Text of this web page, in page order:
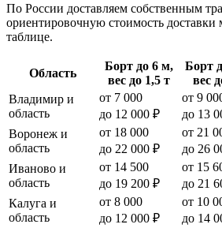
По России доставляем собственным
ориентировочную стоимость доставки
таблице.
Область
Борт до 6 м,
вес до 1,5 т
Борт
вес
Владимир и
область
от 7 000
до 12 000 ₽
от 9
до 13
Воронеж и
область
от 18 000
до 22 000 ₽
от 21
до 26
Иваново и
область
от 14 500
до 19 200 ₽
от 15
до 21
Калуга и
область
от 8 000
до 12 000 ₽
от 10
до 14